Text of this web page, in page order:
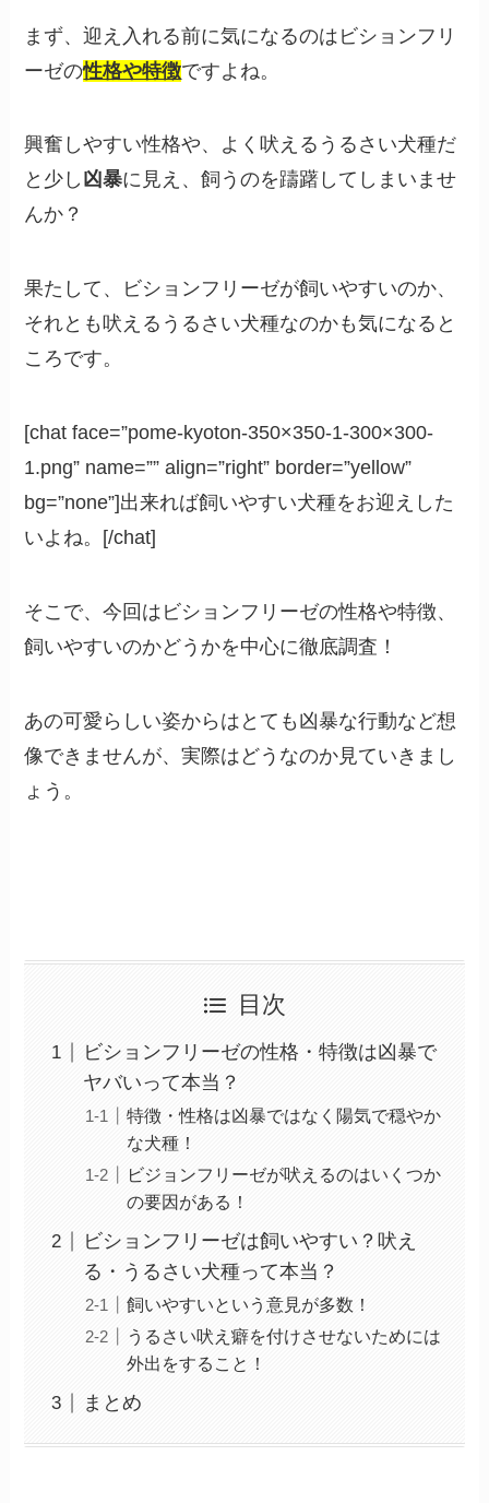
まず、迎え入れる前に気になるのはビションフリ
ーゼの性格や特徴ですよね。
興奮しやすい性格や、よく吠えるうるさい犬種だ
と少し 凶暴に見え、飼うのを躊躇してしまいませ
んか？
果たして、ビションフリーゼが飼いやすいのか、
それとも吠えるうるさい犬種なのかも気になると
ころです。
[chat face=”pome-kyoton-350×350-1-300×300-
1.png” name=”” align=”right” border=”yellow”
bg=”none”]出来れば飼いやすい犬種をお迎えした
いよね。[/chat]
そこで、今回はビションフリーゼの性格や特徴、
飼いやすいのかどうかを中心に徹底調査！
あの可愛らしい姿からはとても凶暴な行動など想
像できませんが、実際はどうなのか見ていきまし
ょう。
目次
ビションフリーゼの性格・特徴は凶暴で
ヤバいって本当？
特徴・性格は凶暴ではなく陽気で穏やか
な犬種！
ビジョンフリーゼが吠えるのはいくつか
の要因がある！
ビションフリーゼは飼いやすい？吠え
る・うるさい犬種って本当？
飼いやすいという意見が多数！
うるさい吠え癖を付けさせないためには
外出をすること！
まとめ